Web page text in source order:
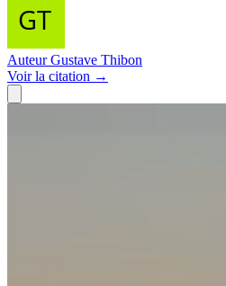
Auteur Gustave Thibon
Voirla citation →